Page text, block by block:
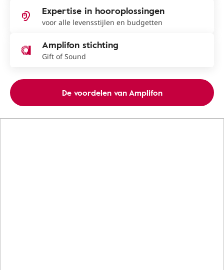
Expertise in hooroplossingen
voor alle levensstijlen en budgetten
Amplifon stichting
Gift of Sound
De voordelen van Amplifon